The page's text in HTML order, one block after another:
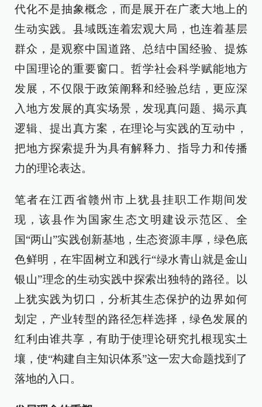
代化不是抽象概念，而是展开在广袤大地上的
生动实践。县域既连着宏观大局，也连着基层
群众，是观察中国道路、总结中国经验、提炼
中国理论的重要窗口。哲学社会科学赋能地方
发展，不仅限于政策阐释和经验总结，更应深
入地方发展的真实场景，发现真问题、揭示真
逻辑、提出真方案，在理论与实践的互动中，
把地方探索提升为具有解释力、指导力和传播
力的理论表达。
笔者在江西省赣州市上犹县挂职工作期间发
现，该县作为国家生态文明建设示范区、全
国“两山”实践创新基地，生态资源丰厚，绿色底
色鲜明，在牢固树立和践行“绿水青山就是金山
银山”理念的生动实践中探索出独特的路径。以
上犹实践为切口，分析其生态保护的边界如何
划定，产业转型的路径怎样选择，绿色发展的
红利由谁共享，有助于使理论研究扎根现实土
壤，使“构建自主知识体系”这一宏大命题找到了
落地的入口。